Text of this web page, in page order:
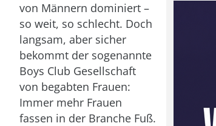
von Männern dominiert –
so weit, so schlecht. Doch
langsam, aber sicher
bekommt der sogenannte
Boys Club Gesellschaft
von begabten Frauen:
Immer mehr Frauen
fassen in der Branche Fuß.